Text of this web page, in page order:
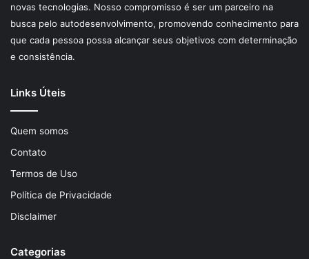
novas tecnologias. Nosso compromisso é ser um parceiro na
busca pelo autodesenvolvimento, promovendo conhecimento para
que cada pessoa possa alcançar seus objetivos com determinação
e consistência.
Links Úteis
Quem somos
Contato
Termos de Uso
Política de Privacidade
Disclaimer
Categorias